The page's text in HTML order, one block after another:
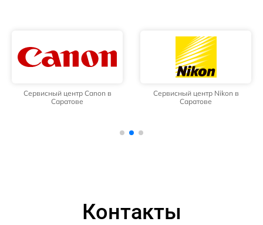
Сервисный центр Canon в
Саратове
Сервисный центр Nikon в
Саратове
Контакты